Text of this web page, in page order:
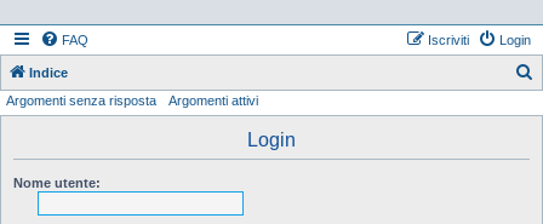
FAQ Login
Iscriviti
Indice
Argomenti senza risposta Argomenti attivi
Login
Nome utente: